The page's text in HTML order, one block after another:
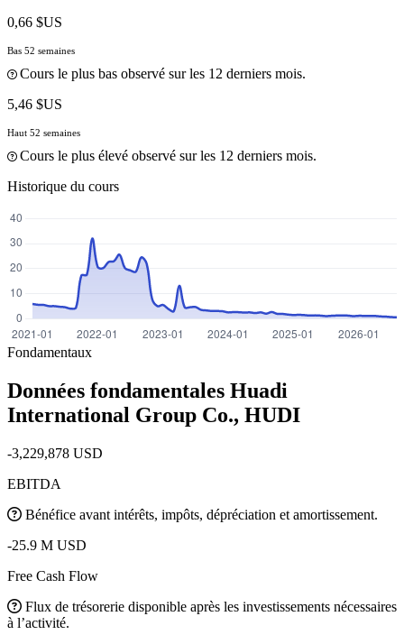
0,66 $US
Bas 52 semaines
Cours le plus bas observé sur les 12 derniers mois.
5,46 $US
Haut 52 semaines
Cours le plus élevé observé sur les 12 derniers mois.
Historique du cours
Fondamentaux
Données fondamentales Huadi
International Group Co., HUDI
-3,229,878 USD
EBITDA
Bénéfice avant intérêts, impôts, dépréciation et amortissement.
-25.9 M USD
Free Cash Flow
Flux de trésorerie disponible après les investissements nécessaires
à l’activité.